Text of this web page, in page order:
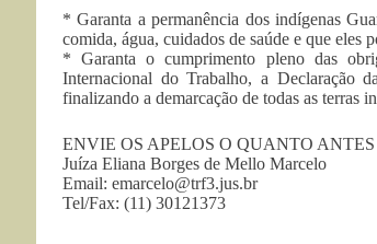
* Garanta a permanência dos indígenas
comida, água, cuidados de saúde e que eles
* Garanta o cumprimento pleno das
Internacional do Trabalho, a Declaração
finalizando a demarcação de todas as terras
ENVIE OS APELOS O QUANTO
Juíza Eliana Borges de Mello Marcelo
Email: emarcelo@trf3.jus.br
Tel/Fax: (11) 30121373